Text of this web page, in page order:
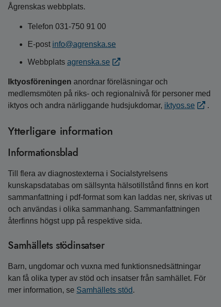
Ågrenskas webbplats.
Telefon 031-750 91 00
E-post info@agrenska.se
Webbplats agrenska.se
Iktyosföreningen anordnar föreläsningar och
medlemsmöten på riks- och regionalnivå för personer med
iktyos och andra närliggande hudsjukdomar, iktyos.se .
Ytterligare information
Informationsblad
Till flera av diagnostexterna i Socialstyrelsens
kunskapsdatabas om sällsynta hälsotillstånd finns en kort
sammanfattning i pdf-format som kan laddas ner, skrivas ut
och användas i olika sammanhang. Sammanfattningen
återfinns högst upp på respektive sida.
Samhällets stödinsatser
Barn, ungdomar och vuxna med funktions­ned­sättningar
kan få olika typer av stöd och insatser från samhället. För
mer information, se Samhällets stöd.